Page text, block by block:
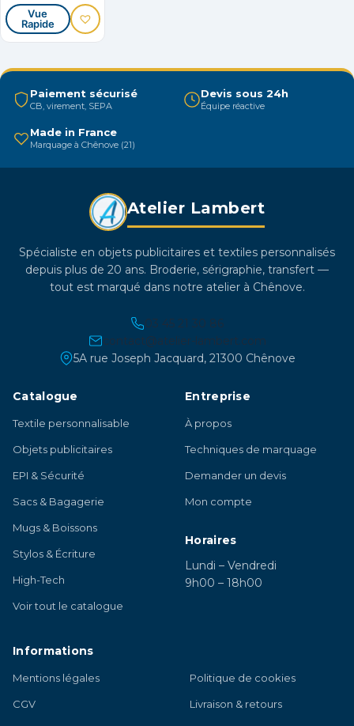
du
produit
Ce
produit
a
plusieurs
variations.
Les
options
peuvent
choisies
la
page
du
Vue
Rapide
Paiement sécurisé
CB, virement, SEPA
Devis sous 24h
Équipe réactive
Made in France
Marquage à Chênove (21)
Atelier Lambert
Spécialiste en objets publicitaires et textiles personnalisés
depuis plus de 20 ans. Broderie, sérigraphie, transfert —
tout est marqué dans notre atelier à Chênove.
03 45 21 30 86
contact@atelier-lambert.com
5A rue Joseph Jacquard, 21300 Chênove
Catalogue
Textile personnalisable
Objets publicitaires
EPI & Sécurité
Sacs & Bagagerie
Mugs & Boissons
Stylos & Écriture
High-Tech
Voir tout le catalogue
Entreprise
À propos
Techniques de marquage
Demander un devis
Mon compte
Horaires
Lundi – Vendredi
9h00 – 18h00
Informations
Mentions légales
CGV
Politique de cookies
Livraison & retours